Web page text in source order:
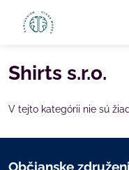
Shirts s.r.o.
V tejto kategórii nie sú